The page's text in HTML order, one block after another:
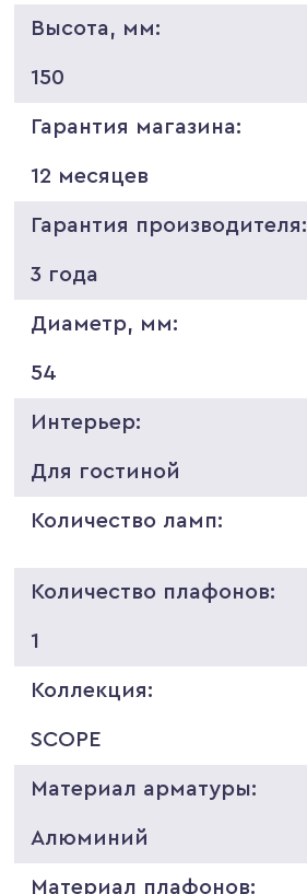
Высота, мм:
150
Гарантия магазина:
12 месяцев
Гарантия производителя:
3 года
Диаметр, мм:
54
Интерьер:
Для гостиной
Количество ламп:
Количество плафонов:
1
Коллекция:
SCOPE
Материал арматуры:
Алюминий
Материал плафонов: